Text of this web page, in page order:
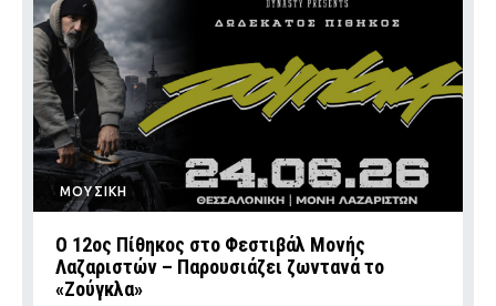
ΜΟΥΣΙΚΗ
Ο 12ος Πίθηκος στο Φεστιβάλ Μονής
Λαζαριστών – Παρουσιάζει ζωντανά το
«Ζούγκλα»